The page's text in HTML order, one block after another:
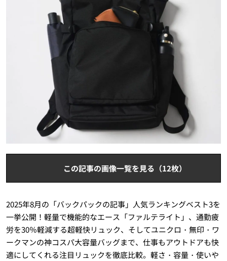
この記事の画像一覧を見る（12枚）
2025年8月の「バックパックの記事」人気ランキングベスト3を
一挙公開！軽量で機能的なエース「ファルテライト」、通勤疲
労を30％軽減する超軽快リュック、そしてユニクロ・無印・ワ
ークマンの神コスパ大容量バッグまで、仕事もアウトドアも快
適にしてくれる注目リュックを徹底比較。軽さ・容量・使いや